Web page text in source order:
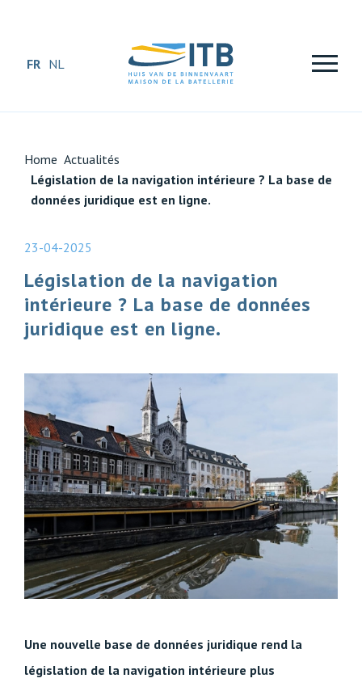
FR NL
Home Actualités
Législation de la navigation intérieure ? La base de
données juridique est en ligne.
23-04-2025
Législation de la navigation
intérieure ? La base de données
juridique est en ligne.
Une nouvelle base de données juridique rend la
législation de la navigation intérieure plus